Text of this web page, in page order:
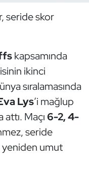
seride skor
kapsamında
ikinci
sıralamasında
Lys’i mağlup
Maçı6-2, 4-
seride
yeniden umut